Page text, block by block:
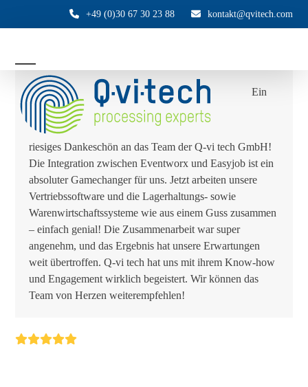
+49 (0)30 67 30 23 88 kontakt@qvitech.com
Open
mobile
menu
Close
mobile
menu
Ein
riesiges Dankeschön an das Team der Q-vi tech GmbH!
Die Integration zwischen Eventworx und Easyjob ist ein
absoluter Gamechanger für uns. Jetzt arbeiten unsere
Vertriebssoftware und die Lagerhaltungs- sowie
Warenwirtschaftssysteme wie aus einem Guss zusammen
– einfach genial! Die Zusammenarbeit war super
angenehm, und das Ergebnis hat unsere Erwartungen
weit übertroffen. Q-vi tech hat uns mit ihrem Know-how
und Engagement wirklich begeistert. Wir können das
Team von Herzen weiterempfehlen!
Rating: